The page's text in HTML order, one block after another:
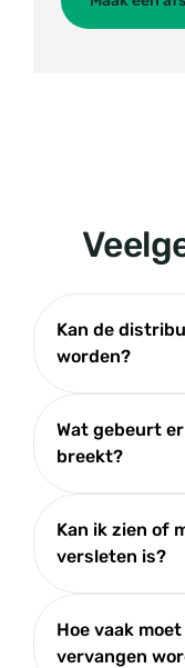
Kan de
worden?
Wat gebeurt
breekt?
Kan ik zien of
versleten is?
Hoe vaak
vervangen